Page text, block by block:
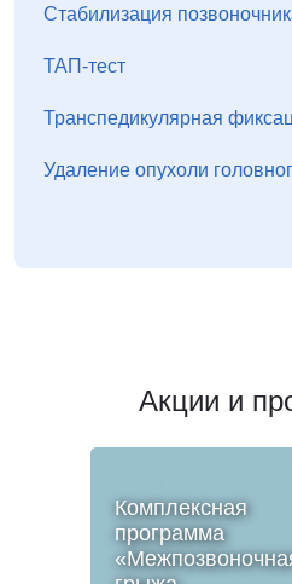
Стабилизация
ТАП-тест
Транспедикулярная
Удаление опухоли
Акции и
Комплексная
программа